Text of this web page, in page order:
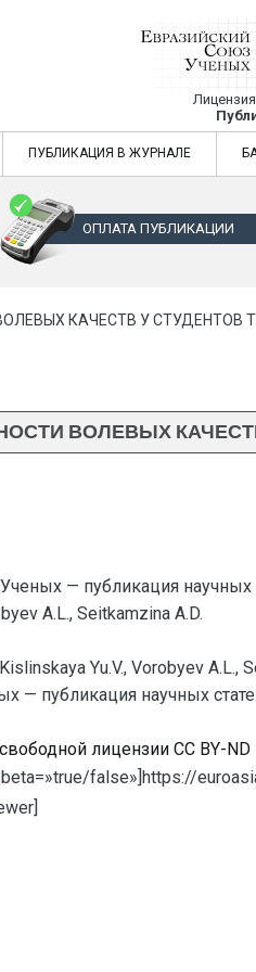
Евразийский
Евразийский Союз Ученых
ПУБЛИКАЦИЯ В ЖУРНАЛЕ
ОПЛАТА ПУБЛИКАЦИИ
КАЧЕСТВ У СТУДЕНТОВ
ВОЛЕВЫХ
— публикация
A.L., Seitkamzina A.D.
Kislinskaya Yu.V., Vorobyev
— публикация научных
лицензии CC BY-ND
false»]https://